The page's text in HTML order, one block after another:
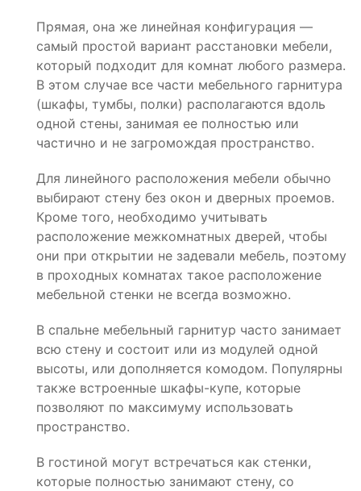
Прямая, она же линейная конфигурация —
самый простой вариант расстановки мебели,
который подходит для комнат любого размера.
В этом случае все части мебельного гарнитура
(шкафы, тумбы, полки) располагаются вдоль
одной стены, занимая ее полностью или
частично и не загромождая пространство.
Для линейного расположения мебели обычно
выбирают стену без окон и дверных проемов.
Кроме того, необходимо учитывать
расположение межкомнатных дверей, чтобы
они при открытии не задевали мебель, поэтому
в проходных комнатах такое расположение
мебельной стенки не всегда возможно.
В спальне мебельный гарнитур часто занимает
всю стену и состоит или из модулей одной
высоты, или дополняется комодом. Популярны
также встроенные шкафы-купе, которые
позволяют по максимуму использовать
пространство.
В гостиной могут встречаться как стенки,
которые полностью занимают стену, со